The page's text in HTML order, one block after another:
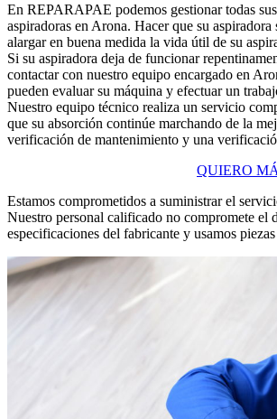
En REPARAPAE podemos gestionar todas
aspiradoras en Arona. Hacer que su
alargar en buena medida la vida útil de su
Si su aspiradora deja de funcionar
contactar con nuestro equipo encargado en
pueden evaluar su máquina y efectuar un
Nuestro equipo técnico realiza un servicio
que su absorción continúe marchando de la
verificación de mantenimiento y una
QUIERO
Estamos comprometidos a suministrar el
Nuestro personal calificado no compromete el
especificaciones del fabricante y usamos